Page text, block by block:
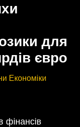
для
євро
Економіки
фінансів